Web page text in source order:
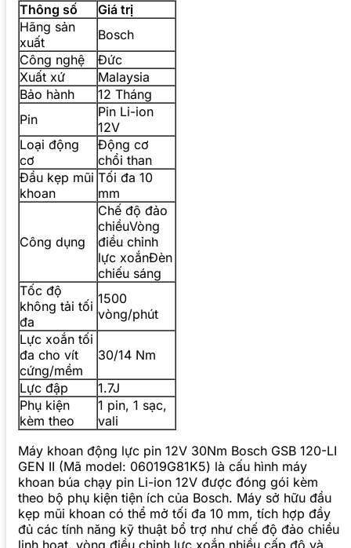
Thông số
Giá trị
Hãng sản
xuất
Bosch
Công nghệ
Đức
Xuất xứ
Malaysia
Bảo hành
12 Tháng
Pin
Pin Li-ion
12V
Loại động
cơ
Động cơ
chổi than
Đầu kẹp mũi
khoan
Tối đa 10
mm
Công dụng
Chế độ đảo
chiềuVòng
điều chỉnh
lực xoắnĐèn
chiếu sáng
Tốc độ
không tải tối
đa
1500
vòng/phút
Lực xoắn tối
đa cho vít
cứng/mềm
30/14 Nm
Lực đập
1.7J
Phụ kiện
kèm theo
1 pin, 1 sạc,
vali
Máy khoan động lực pin 12V 30Nm Bosch GSB 120-LI
GEN II (Mã model: 06019G81K5) là cấu hình máy
khoan búa chạy pin Li-ion 12V được đóng gói kèm
theo bộ phụ kiện tiện ích của Bosch. Máy sở hữu đầu
kẹp mũi khoan có thể mở tối đa 10 mm, tích hợp đầy
đủ các tính năng kỹ thuật bổ trợ như chế độ đảo chiều
linh hoạt, vòng điều chỉnh lực xoắn nhiều cấp độ và